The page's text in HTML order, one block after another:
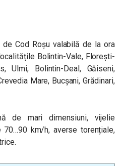
Cod Roșu valabilă de la ora
Bolintin-Vale, Florești-
Ulmi, Bolintin-Deal, Găiseni,
Mare, Bucșani, Grădinari,
de mari dimensiuni, vijelie
km/h, averse torențiale,